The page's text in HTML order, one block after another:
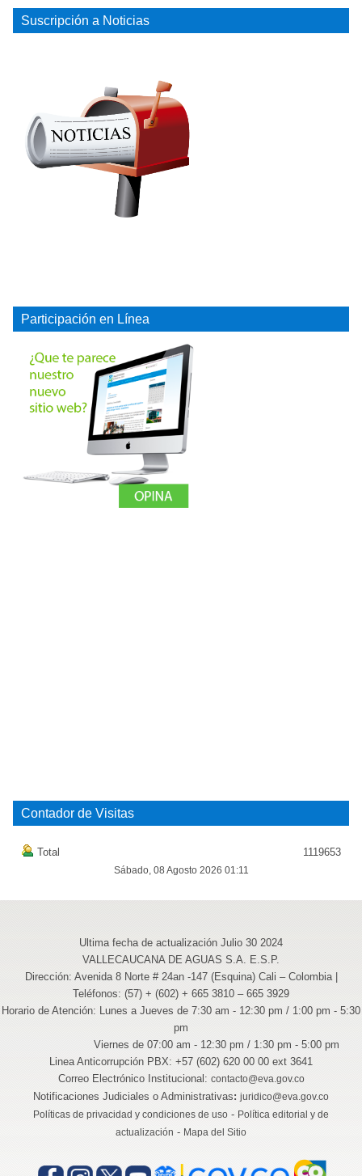
Suscripción a Noticias
Participación en Línea
Contador de Visitas
Total 1119653
Sábado, 08 Agosto 2026 01:11
Ultima fecha de actualización Julio 30 2024
VALLECAUCANA DE AGUAS S.A. E.S.P.
Dirección: Avenida 8 Norte # 24an -147 (Esquina) Cali – Colombia |
Teléfonos: (57) + (602) + 665 3810 – 665 3929
Horario de Atención: Lunes a Jueves de 7:30 am - 12:30 pm / 1:00 pm - 5:30
pm
Viernes de 07:00 am - 12:30 pm / 1:30 pm - 5:00 pm
Linea Anticorrupción PBX: +57 (602) 620 00 00 ext 3641
Correo Electrónico Institucional: contacto@eva.gov.co
Notificaciones Judiciales o Administrativas: juridico@eva.gov.co
Políticas de privacidad y condiciones de uso - Política editorial y de
actualización - Mapa del Sitio